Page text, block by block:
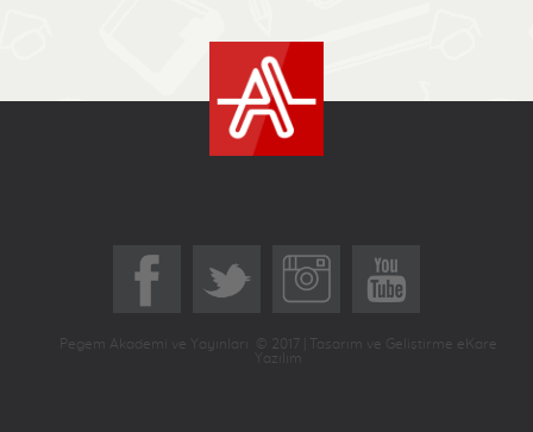
Pegem Akademi ve Yayınları © 2017 | Tasarım ve Geliştirme eKare
Yazılım